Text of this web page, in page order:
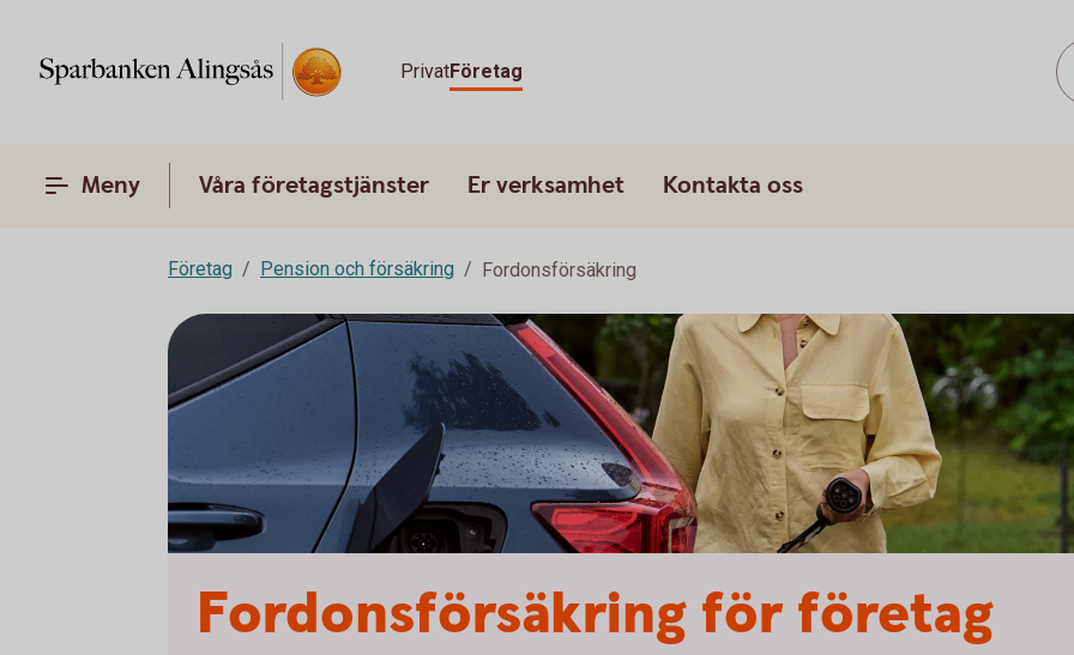
PrivatFöretag
Meny Våra företagstjänster Er verksamhet Kontakta oss
Företag Pension och försäkring Fordonsförsäkring
Fordonsförsäkring för företag